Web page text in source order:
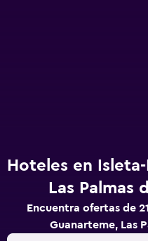
Hoteles en
Las Palmas
Encuentra ofertas de
Guanarteme, Las